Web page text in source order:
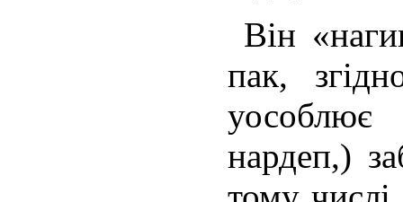
Він
пак,
нардеп,)